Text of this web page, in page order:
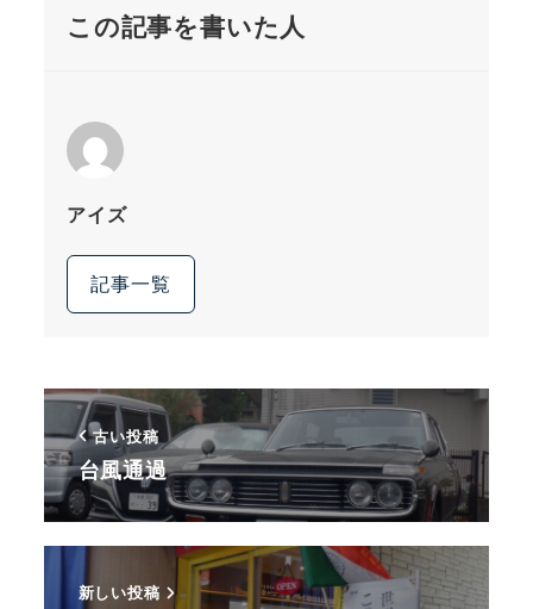
この記事を書いた人
アイズ
記事一覧
古い投稿
台風通過
新しい投稿